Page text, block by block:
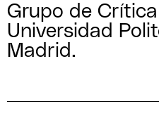
Grupo de
Universidad
Madrid.